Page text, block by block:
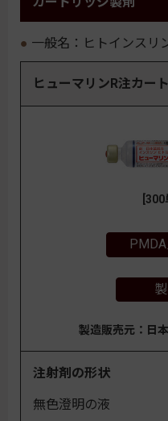
一般名：ヒトインスリ
ヒューマリンR注カート
製造販売元：日
注射剤の形状
無色澄明の液